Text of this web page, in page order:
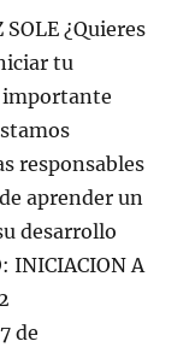
SOLE ¿Quieres
tu
importante
responsables
aprender un
desarrollo
INICIACION A
de